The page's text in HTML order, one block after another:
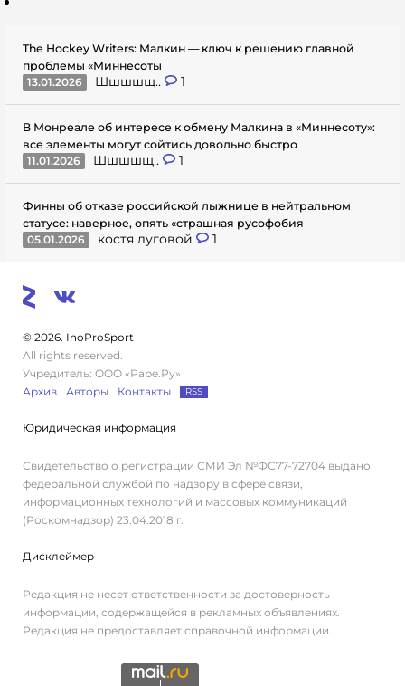
The Hockey Writers: Малкин — ключ к решению главной
проблемы «Миннесоты
13.01.2026
Шшшшщ.. 1
В Монреале об интересе к обмену Малкина в «Миннесоту»:
все элементы могут сойтись довольно быстро
11.01.2026
Шшшшщ.. 1
Финны об отказе российской лыжнице в нейтральном
статусе: наверное, опять «страшная русофобия
05.01.2026
костя луговой 1
© 2026. InoProSport
All rights reserved.
Учредитель: ООО «Раре.Ру»
Архив
Авторы Контакты RSS
Юридическая информация
Свидетельство о регистрации СМИ Эл №ФС77-72704 выдано
федеральной службой по надзору в сфере связи,
информационных технологий и массовых коммуникаций
(Роскомнадзор) 23.04.2018 г.
Дисклеймер
Редакция не несет ответственности за достоверность
информации, содержащейся в рекламных объявлениях.
Редакция не предоставляет справочной информации.